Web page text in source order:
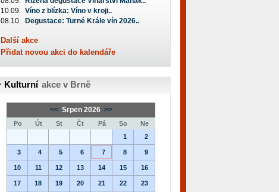
10.09. Víno z blízka: Víno v kroji..
08.10.
Degustace: Turné Krále vín 2026..
Další akce
Přidat novou akci do kalendáře
Kulturní akce v Brně
<< Srpen 2026 >>
Po Út St Čt Pá So
Ne
1
2
3 4 5 6 7 8 9
10 11 12 13 14 15 16
17 18 19 20 21 22 23